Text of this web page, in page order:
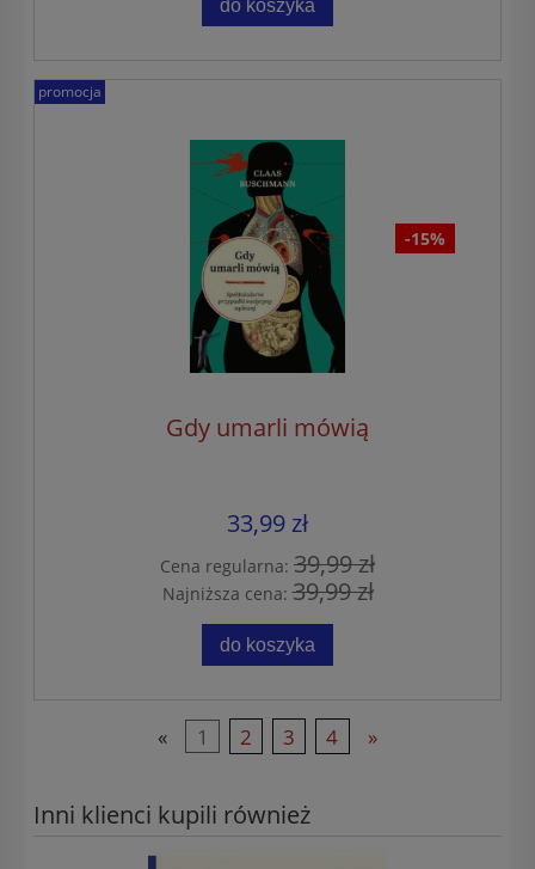
do koszyka
-15%
Gdy umarli mówią
33,99 zł
Cena regularna: 39,99 zł
Najniższa cena:39,99 zł
do koszyka
promocja
« 1 2 3 4 »
Inni klienci kupili również